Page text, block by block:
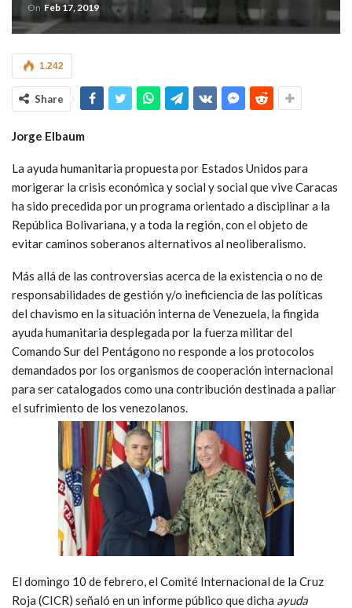
On Feb 17, 2019
1.242
Share
Jorge Elbaum
La ayuda humanitaria propuesta por Estados Unidos para
morigerar la crisis económica y social y social que vive Caracas
ha sido precedida por un programa orientado a disciplinar a la
República Bolivariana, y a toda la región, con el objeto de
evitar caminos soberanos alternativos al neoliberalismo.
Más allá de las controversias acerca de la existencia o no de
responsabilidades de gestión y/o ineficiencia de las políticas
del chavismo en la situación interna de Venezuela, la fingida
ayuda humanitaria desplegada por la fuerza militar del
Comando Sur del Pentágono no responde a los protocolos
demandados por los organismos de cooperación internacional
para ser catalogados como una contribución destinada a paliar
el sufrimiento de los venezolanos.
El domingo 10 de febrero, el Comité Internacional de la Cruz
Roja (CICR) señaló en un informe público que dicha ayuda